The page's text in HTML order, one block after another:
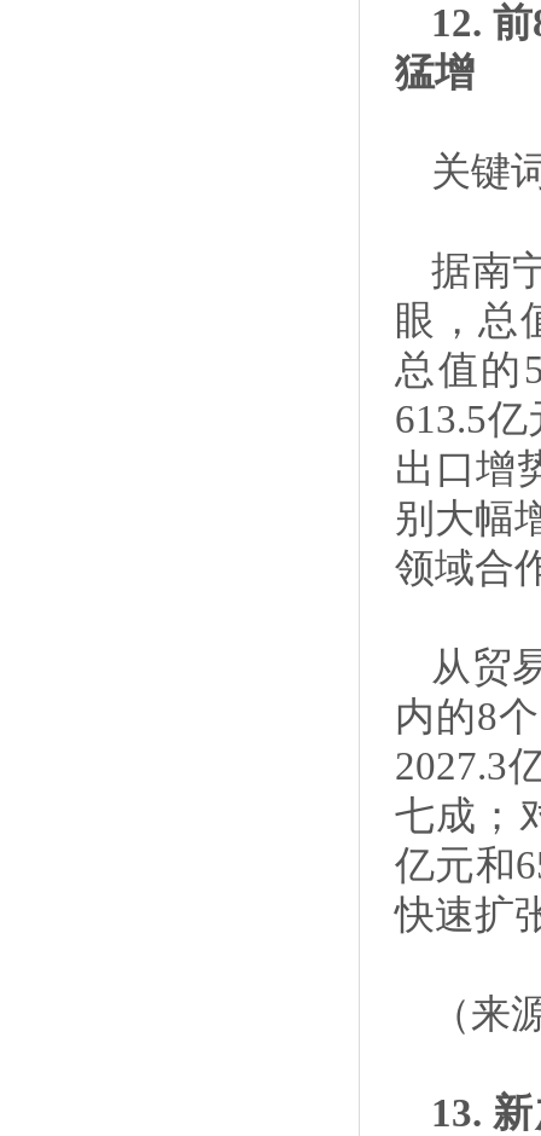
12.
猛增
关键
据南
眼，总
总值的
613.5
出口增
别大幅
领域合
从贸
内的8
2027.3
七成；
亿元和
快速扩
（来
13.